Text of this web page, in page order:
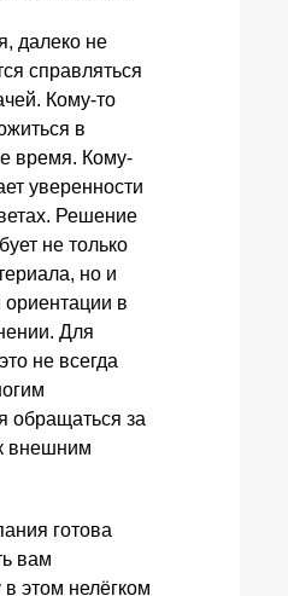
далеко не
справляться
Кому-то
в
время. Кому-
уверенности
Решение
не только
но и
в
Для
не всегда
обращаться за
внешним
готова
вам
этом нелёгком